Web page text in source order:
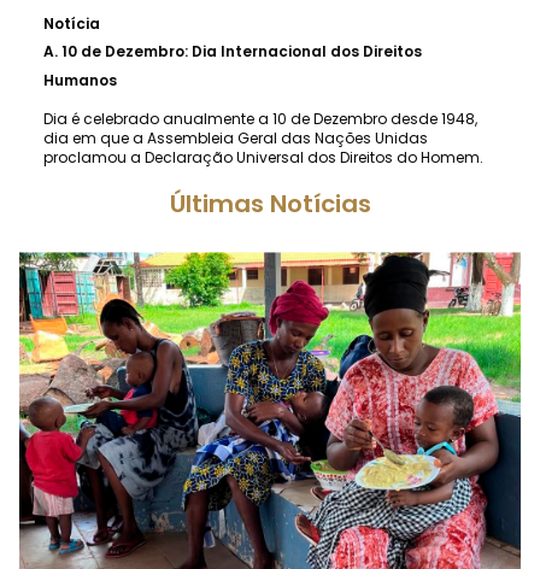
Notícia
A.10 de Dezembro: Dia Internacional dos Direitos
Humanos
Dia é celebrado anualmente a 10 de Dezembro desde 1948,
dia em que a Assembleia Geral das Nações Unidas
proclamou a Declaração Universal dos Direitos do Homem.
Últimas Notícias